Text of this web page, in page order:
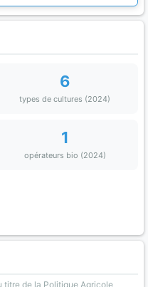
6
types de cultures (2024)
1
opérateurs bio (2024)
titre de la Politique Agricole